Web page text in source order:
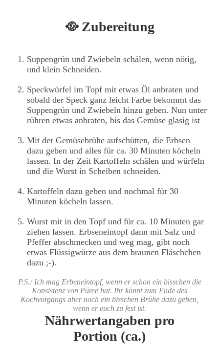
🥘 Zubereitung
Suppengrün und Zwiebeln schälen, wenn nötig,
und klein Schneiden.
Speckwürfel im Topf mit etwas Öl anbraten und
sobald der Speck ganz leicht Farbe bekommt das
Suppengrün und Zwiebeln hinzu geben. Nun unter
rühren etwas anbraten, bis das Gemüse glasig ist
Mit der Gemüsebrühe aufschütten, die Erbsen
dazu geben und alles für ca. 30 Minuten köcheln
lassen. In der Zeit Kartoffeln schälen und würfeln
und die Wurst in Scheiben schneiden.
Kartoffeln dazu geben und nochmal für 30
Minuten köcheln lassen.
Wurst mit in den Topf und für ca. 10 Minuten gar
ziehen lassen. Erbseneintopf dann mit Salz und
Pfeffer abschmecken und weg mag, gibt noch
etwas Flüssigwürze aus dem braunen Fläschchen
dazu ;-).
P.S.: Ich mag Erbeneintopf, wenn er schon ein bisschen die
Konsistenz von Püree hat. Ihr könnt zum Ende des
Kochvorgangs aber noch ein bisschen Brühe dazu geben,
wenn er euch zu fest ist.
Nährwertangaben pro
Portion (ca.)